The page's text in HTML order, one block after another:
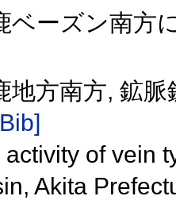
ベーズン南方
地方南方, 鉱
of vein
Akita